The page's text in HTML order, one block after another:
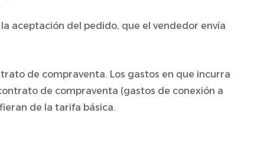
aceptación del pedido, que el vendedor envía
de compraventa. Los gastos en que incurra
de compraventa (gastos de conexión a
de la tarifa básica.